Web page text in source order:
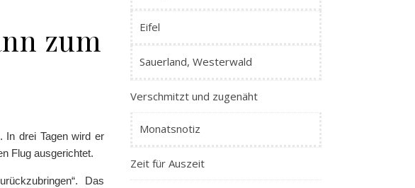
zum
In drei Tagen wird er
Flug ausgerichtet.
Das
Eifel
Sauerland, Westerwald
Verschmitzt und zugenäht
Monatsnotiz
Zeit für Auszeit